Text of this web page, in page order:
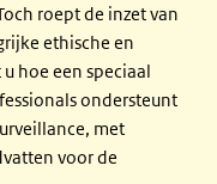
roept de inzet van
ethische en
hoe een speciaal
ondersteunt
met
voor de